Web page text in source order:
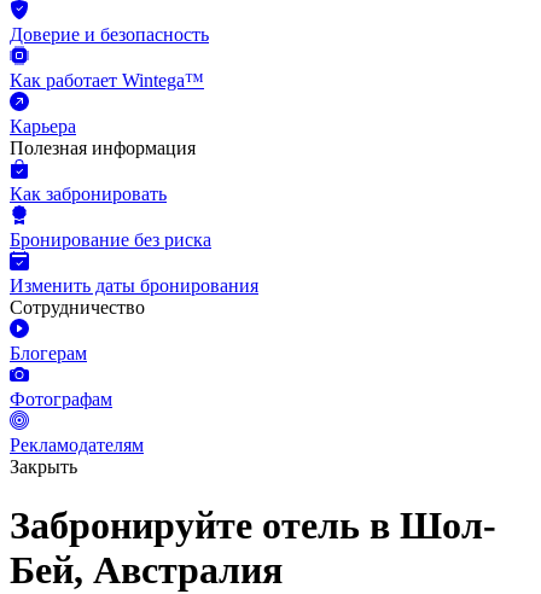
Доверие и безопасность
Как работает Wintega™
Карьера
Полезная информация
Как забронировать
Бронирование без риска
Изменить даты бронирования
Сотрудничество
Блогерам
Фотографам
Рекламодателям
Закрыть
Забронируйте отель в Шол-
Бей, Австралия